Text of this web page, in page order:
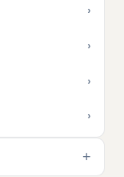
›
›
›
›
+